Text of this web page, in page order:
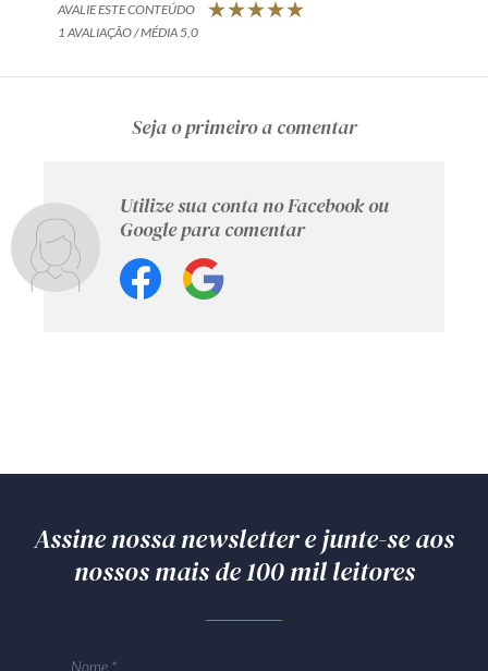
AVALIE ESTE CONTEÚDO
1 AVALIAÇÃO / MÉDIA 5,0
Seja o primeiro a comentar
Utilize sua conta no Facebook ou
Google para comentar
Assine nossa newsletter e junte-se aos
nossos mais de 100 mil leitores
Nome